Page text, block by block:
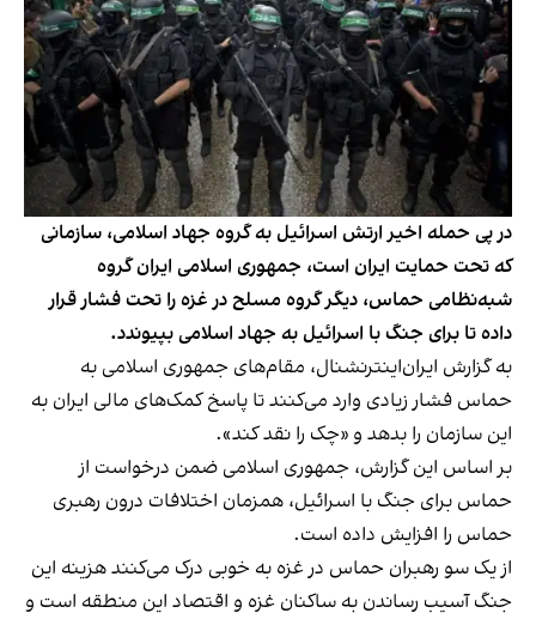
در پی حمله اخیر ارتش اسرائیل به گروه جهاد اسلامی، سازمانی
که تحت حمایت ایران است، جمهوری اسلامی ایران گروه
شبه‌نظامی حماس، دیگر گروه مسلح در غزه را تحت فشار قرار
داده تا برای جنگ با اسرائیل به جهاد اسلامی بپیوندد.
به گزارش ایران‌اینترنشنال، مقام‌های جمهوری اسلامی به
حماس فشار زیادی وارد می‌کنند تا پاسخ کمک‌های مالی ایران به
این سازمان را بدهد و «چک را نقد کند».
بر اساس این گزارش، جمهوری اسلامی ضمن درخواست از
حماس برای جنگ با اسرائیل، همزمان اختلافات درون رهبری
حماس را افزایش داده است.
از یک سو رهبران حماس در غزه به خوبی درک می‌کنند هزینه این
جنگ آسیب رساندن به ساکنان غزه و اقتصاد این منطقه است و